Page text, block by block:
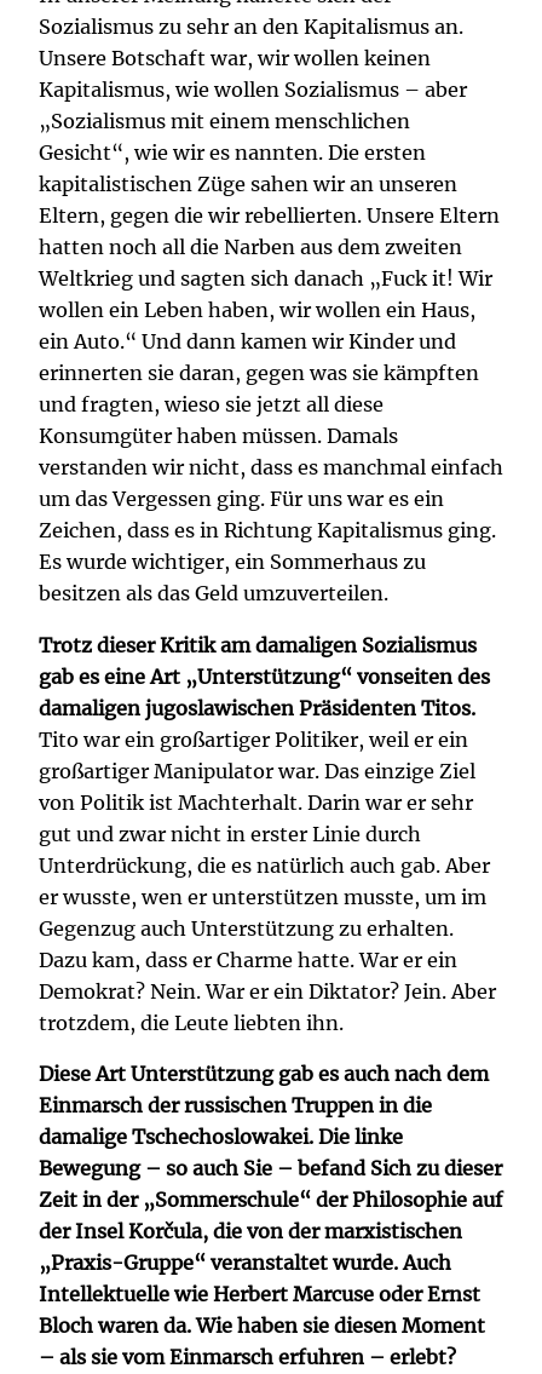
Sozialismus zu sehr an den Kapitalismus an.
Unsere Botschaft war, wir wollen keinen
Kapitalismus, wie wollen Sozialismus – aber
„Sozialismus mit einem menschlichen
Gesicht“, wie wir es nannten. Die ersten
kapitalistischen Züge sahen wir an unseren
Eltern, gegen die wir rebellierten. Unsere Eltern
hatten noch all die Narben aus dem zweiten
Weltkrieg und sagten sich danach „Fuck it! Wir
wollen ein Leben haben, wir wollen ein Haus,
ein Auto.“ Und dann kamen wir Kinder und
erinnerten sie daran, gegen was sie kämpften
und fragten, wieso sie jetzt all diese
Konsumgüter haben müssen. Damals
verstanden wir nicht, dass es manchmal einfach
um das Vergessen ging. Für uns war es ein
Zeichen, dass es in Richtung Kapitalismus ging.
Es wurde wichtiger, ein Sommerhaus zu
besitzen als das Geld umzuverteilen.
Trotz dieser Kritik am damaligen Sozialismus
gab es eine Art „Unterstützung“ vonseiten des
damaligen jugoslawischen Präsidenten Titos.
Tito war ein großartiger Politiker, weil er ein
großartiger Manipulator war. Das einzige Ziel
von Politik ist Machterhalt. Darin war er sehr
gut und zwar nicht in erster Linie durch
Unterdrückung, die es natürlich auch gab. Aber
er wusste, wen er unterstützen musste, um im
Gegenzug auch Unterstützung zu erhalten.
Dazu kam, dass er Charme hatte. War er ein
Demokrat? Nein. War er ein Diktator? Jein. Aber
trotzdem, die Leute liebten ihn.
Diese Art Unterstützung gab es auch nach dem
Einmarsch der russischen Truppen in die
damalige Tschechoslowakei. Die linke
Bewegung – so auch Sie – befand Sich zu dieser
Zeit in der „Sommerschule“ der Philosophie auf
der Insel Korčula, die von der marxistischen
„Praxis-Gruppe“ veranstaltet wurde. Auch
Intellektuelle wie Herbert Marcuse oder Ernst
Bloch waren da. Wie haben sie diesen Moment
– als sie vom Einmarsch erfuhren – erlebt?